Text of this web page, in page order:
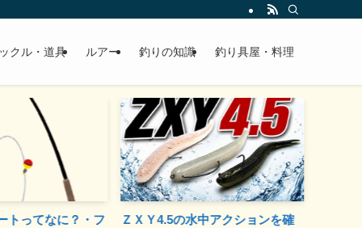
クル・道具 ルアー 釣りの知識 釣り具屋・料理
トってなに？・フ
ＺＸＹ4.5の水中アクションを確